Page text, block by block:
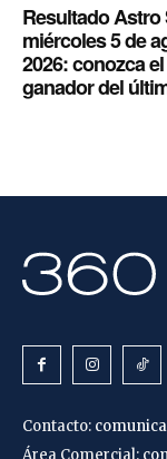
Resultado Astro
miércoles 5 de
2026: conozca
ganador del
Contacto:
Área Comercial: